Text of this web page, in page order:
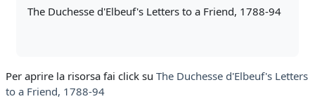
The Duchesse d'Elbeuf's Letters to a Friend, 1788-94
Per aprire la risorsa fai click su The Duchesse d'Elbeuf's Letters
to a Friend, 1788-94